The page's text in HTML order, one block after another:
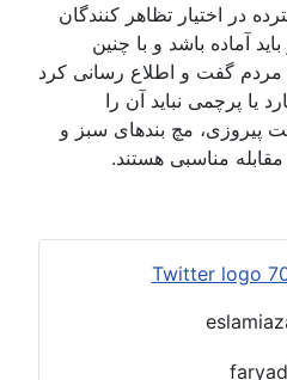
در اختیار تظاهر کنندگان
آماده باشد و با چنین
مردم گفت و اطلاع رسانی کرد
یا پرچمی نباید آن را
پیروزی، مچ بندهای سبز و
مناسبی هستند.